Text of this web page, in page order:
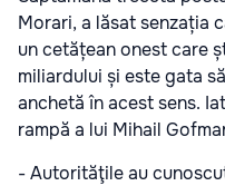
Morari, a lăsat senzația
un cetățean onest care
miliardului și este gata
anchetă în acest sens.
rampă a lui Mihail
- Autorităţile au